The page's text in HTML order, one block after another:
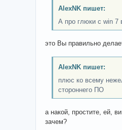
AlexNK пишет:
А про глюки с win 7
это Вы правильно
AlexNK пишет:
плюс ко всему
стороннего ПО
а накой, простите, ей,
зачем?